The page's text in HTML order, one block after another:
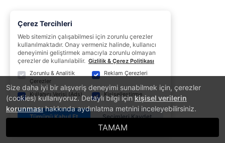
Size daha iyi bir alışveriş deneyimi sunabilmek için, çerezler
(cookies) kullanıyoruz. Detaylı bilgi içinkişisel verilerin
korunmasıhakkında aydınlatma metnini inceleyebilirsiniz.
TAMAM
Çerez Tercihleri
Web sitemizin çalışabilmesi için zorunlu çerezler
kullanılmaktadır. Onay vermeniz halinde, kullanıcı
deneyimini geliştirmek amacıyla zorunlu olmayan
çerezler de kullanılabilir. Gizlilik & Çerez Politikası
Zorunlu & Analitik
Çerezler
Reklam Çerezleri
Kullanıcı Verisi (Ads) Kişiselleştirme
Tümünü Kabul Et Seçimleri Kaydet